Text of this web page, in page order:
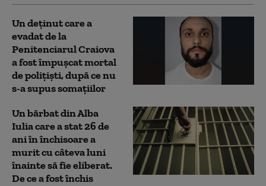
Un deţinut care a
evadat de la
Penitenciarul Craiova
a fost împuşcat mortal
de poliţişti, după ce nu
s-a supus somaţiilor
Un bărbat din Alba
Iulia care a stat 26 de
ani în închisoare a
murit cu câteva luni
înainte să fie eliberat.
De ce a fost închis